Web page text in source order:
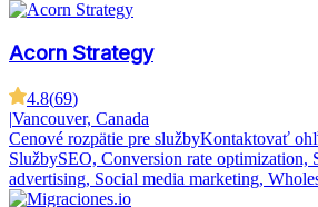
Acorn Strategy
4.8(69)
|Vancouver, Canada
Cenové rozpätie pre službyKontaktovať
SlužbySEO, Conversion rate optimization,
advertising, Social media marketing,